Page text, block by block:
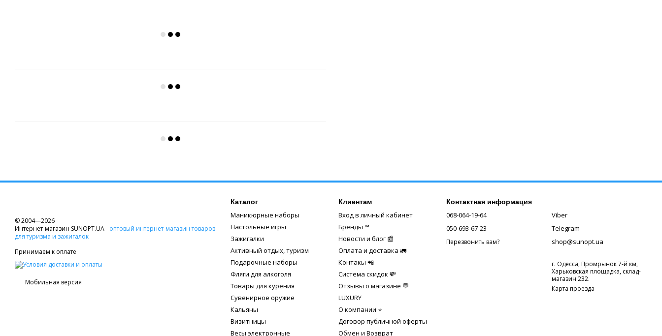
© 2004—2026
Интернет-магазин SUNOPT.UA - оптовый интернет-магазин товаров
для туризма и зажигалок
Принимаем к оплате
Мобильная версия
Каталог
Маникюрные наборы
Настольные игры
Зажигалки
Активный отдых, туризм
Подарочные наборы
Фляги для алкоголя
Товары для курения
Сувенирное оружие
Кальяны
Визитницы
Весы электронные
Клиентам
Вход в личный кабинет
Бренды ™️
Новости и блог 📰
Оплата и доставка 🚛
Контакы 📲
Система скидок 💸
Отзывы о магазине 💬
LUXURY
О компании ⭐
Договор публичной оферты
Обмен и Возврат
Контактная информация
068-064-19-64
050-693-67-23
Перезвонить вам?
Viber
Telegram
shop@sunopt.ua
г. Одесса, Промрынок 7-й км,
Харьковская площадка, склад-
магазин 232.
Карта проезда